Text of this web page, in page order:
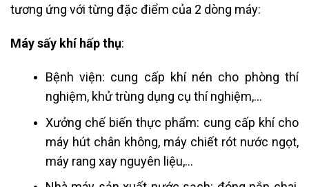
tương ứng với từng đặc điểm của 2 dòng máy:
Máy sấy khí hấp thụ:
Bệnh viện: cung cấp khí nén cho phòng thí
nghiệm, khử trùng dụng cụ thí nghiệm,…
Xưởng chế biến thực phẩm: cung cấp khí cho
máy hút chân không, máy chiết rót nước ngọt,
máy rang xay nguyên liệu,…